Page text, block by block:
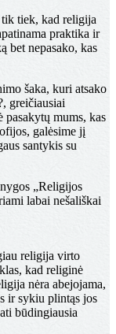
tik tiek, kad religija
praktika ir
bet nepasako, kas
šaka, kuri atsako
greičiausiai
mums, kas
galėsime jį
santykis su
„Religijos
labai nešališkai
religija virto
kad religinė
nėra abe­jojama,
ir sykiu plintąs jos
būdingiausia